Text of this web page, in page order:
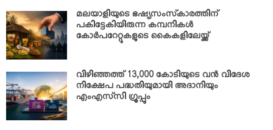
മലയാളിയുടെ ഭഷ്യസംസ്‌കാരത്തിന്
പകിട്ടേകിയിരുന്ന കമ്പനികള്‍
കോര്‍പറേറ്റുകളുടെ കൈകളിലേയ്ക്ക്
വിഴിഞ്ഞത്ത് 13,000 കോടിയുടെ വന്‍ വിദേശ
നിക്ഷേപ പദ്ധതിയുമായി അദാനിയും
എംഎസ്‌സി ഗ്രൂപ്പും